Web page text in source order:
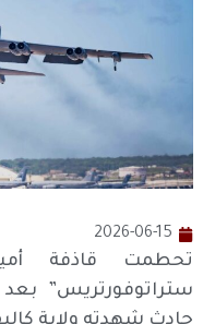
2026-06-15
ستراتوفورتريس”